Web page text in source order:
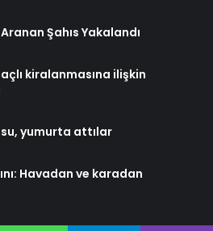
Şahıs Yakalandı
kiralanmasına ilişkin
yumurta attılar
Havadan ve karadan